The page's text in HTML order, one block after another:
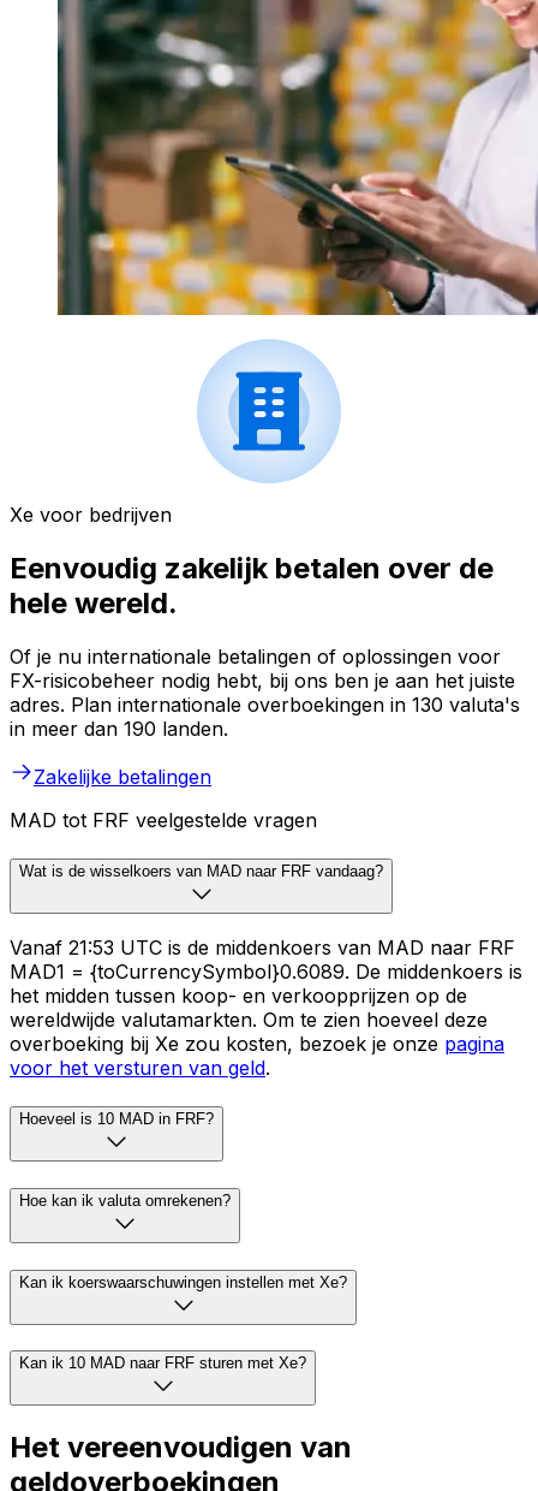
Xe voor bedrijven
Eenvoudig zakelijk betalen over de
hele wereld.
Of je nu internationale betalingen of oplossingen voor
FX-risicobeheer nodig hebt, bij ons ben je aan het juiste
adres. Plan internationale overboekingen in 130 valuta's
in meer dan 190 landen.
Zakelijke betalingen
MAD tot FRF veelgestelde vragen
Wat is de wisselkoers van MAD naar FRF vandaag?
Vanaf 21:53 UTC is de middenkoers van MAD naar FRF
MAD1 = {toCurrencySymbol}0.6089. De middenkoers is
het midden tussen koop- en verkoopprijzen op de
wereldwijde valutamarkten. Om te zien hoeveel deze
overboeking bij Xe zou kosten, bezoek je onze pagina
voor het versturen van geld.
Hoeveel is 10 MAD in FRF?
Hoe kan ik valuta omrekenen?
Kan ik koerswaarschuwingen instellen met Xe?
Kan ik 10 MAD naar FRF sturen met Xe?
Het vereenvoudigen van
geldoverboekingen